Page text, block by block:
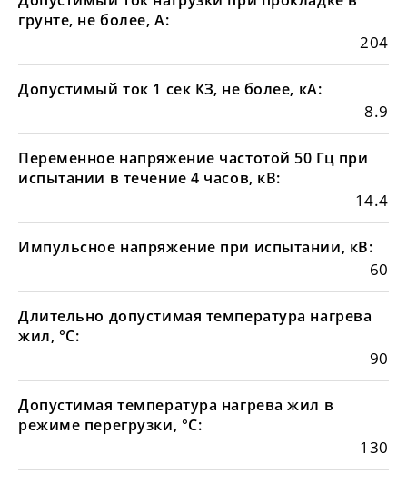
грунте, не более, А:
204
Допустимый ток 1 сек КЗ, не более, кА:
8.9
Переменное напряжение частотой 50 Гц при
испытании в течение 4 часов, кВ:
14.4
Импульсное напряжение при испытании, кВ:
60
Длительно допустимая температура нагрева
жил, °С:
90
Допустимая температура нагрева жил в
режиме перегрузки, °С:
130